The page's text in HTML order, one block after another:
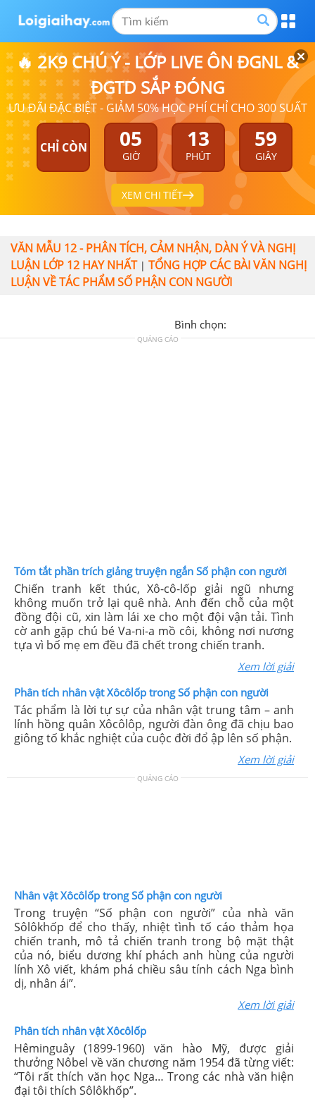
🔥 2K9 CHÚ Ý - LỚP LIVE ÔN ĐGNL &
ĐGTD SẮP ĐÓNG
ƯU ĐÃI ĐẶC BIỆT - GIẢM 50% HỌC PHÍ CHỈ CHO 300 SUẤT
CHỈ CÒN 05
GIỜ
13
PHÚT
58
GIÂY
XEM CHI TIẾT
VĂN MẪU 12 - PHÂN TÍCH, CẢM NHẬN, DÀN Ý VÀ NGHỊ
LUẬN LỚP 12 HAY NHẤT| TỔNG HỢP CÁC BÀI VĂN NGHỊ
LUẬN VỀ TÁC PHẨM SỐ PHẬN CON NGƯỜI
Bình chọn:
QUẢNG CÁO
Tóm tắt phần trích giảng truyện ngắn Số phận con người
Chiến tranh kết thúc, Xô-cô-lốp giải ngũ nhưng
không muốn trở lại quê nhà. Anh đến chỗ của một
đồng đội cũ, xin làm lái xe cho một đội vận tải. Tình
cờ anh gặp chú bé Va-ni-a mồ côi, không nơi nương
tựa vì bố mẹ em đều đã chết trong chiến tranh.
Xem lời giải
Phân tích nhân vật Xôcôlốp trong Số phận con người
Tác phẩm là lời tự sự của nhân vật trung tâm – anh
lính hồng quân Xôcôlôp, người đàn ông đã chịu bao
giông tố khắc nghiệt của cuộc đời đổ ập lên số phận.
Xem lời giải
QUẢNG CÁO
Nhân vật Xôcôlốp trong Số phận con người
Trong truyện “Số phận con người” của nhà văn
Sôlôkhốp để cho thấy, nhiệt tình tố cáo thảm họa
chiến tranh, mô tả chiến tranh trong bộ mặt thật
của nó, biểu dương khí phách anh hùng của người
lính Xô viết, khám phá chiều sâu tính cách Nga bình
dị, nhân ái”.
Xem lời giải
Phân tích nhân vật Xôcôlốp
Hêminguây (1899-1960) văn hào Mỹ, được giải
thưởng Nôbel về văn chương năm 1954 đã từng viết:
“Tôi rất thích văn học Nga… Trong các nhà văn hiện
đại tôi thích Sôlôkhốp”.